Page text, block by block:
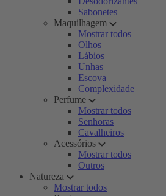
Sabonetes
Maquilhagem
Mostrar todos
Olhos
Lábios
Unhas
Escova
Complexidade
Perfume
Mostrar todos
Senhoras
Cavalheiros
Acessórios
Mostrar todos
Outros
Natureza
Mostrar todos